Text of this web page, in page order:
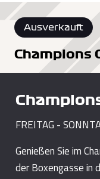
Ausverkauft
Champions
FREITAG -
Genießen Sie im
der Boxengasse in